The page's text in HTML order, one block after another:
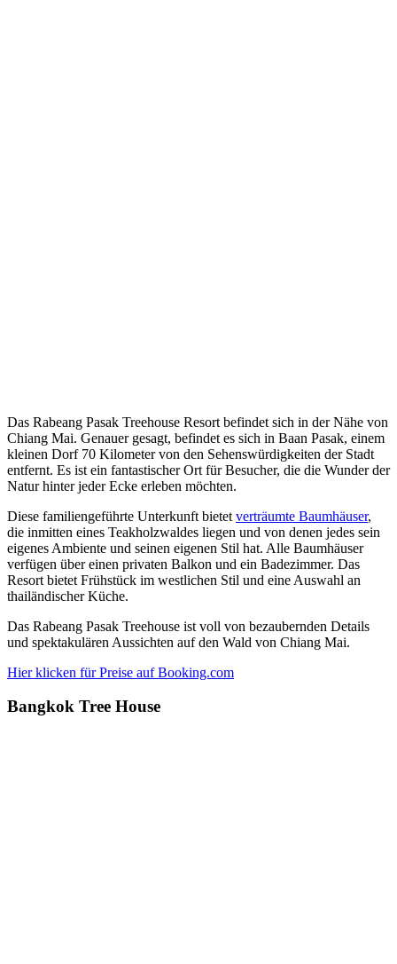
Das Rabeang Pasak Treehouse Resort befindet sich in der Nähe von
Chiang Mai. Genauer gesagt, befindet es sich in Baan Pasak, einem
kleinen Dorf 70 Kilometer von den Sehenswürdigkeiten der Stadt
entfernt. Es ist ein fantastischer Ort für Besucher, die die Wunder der
Natur hinter jeder Ecke erleben möchten.
Diese familiengeführte Unterkunft bietet verträumte Baumhäuser,
die inmitten eines Teakholzwaldes liegen und von denen jedes sein
eigenes Ambiente und seinen eigenen Stil hat. Alle Baumhäuser
verfügen über einen privaten Balkon und ein Badezimmer. Das
Resort bietet Frühstück im westlichen Stil und eine Auswahl an
thailändischer Küche.
Das Rabeang Pasak Treehouse ist voll von bezaubernden Details
und spektakulären Aussichten auf den Wald von Chiang Mai.
Hier klicken für Preise auf Booking.com
Bangkok Tree House